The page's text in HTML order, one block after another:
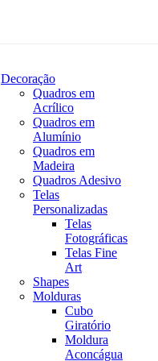
Decoração
Quadros em
Acrílico
Quadros em
Alumínio
Quadros em
Madeira
Quadros Adesivo
Telas
Personalizadas
Telas
Fotográficas
Telas Fine
Art
Shapes
Molduras
Cubo
Giratório
Moldura
Aconcágua